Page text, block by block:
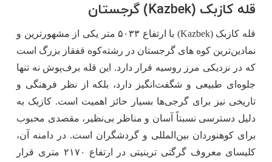
قله کازبک (Kazbek) گرجستان
قله کازبک (Kazbek) با ارتفاع ۵۰۳۳ متر یکی از مشهورترین و
نمادین‌ترین کوه های گرجستان در رشته‌کوه قفقاز بزرگ است
که در نزدیکی مرز روسیه قرار دارد. این قله برف‌پوش نه‌ تنها
جلوه‌ای طبیعی و شگفت‌انگیز دارد، بلکه از نظر فرهنگی و
تاریخی نیز برای گرجی‌ها بسیار حائز اهمیت است. کازبک به‌
دلیل دسترسی نسبتاً آسان و مناظر بی‌نظیر، مقصدی محبوب
برای کوهنوردان بین‌المللی و گردشگران است. در دامنه آن،
کلیسای معروف گرگتی ترینیتی در ارتفاع ۲۱۷۰ متری قرار